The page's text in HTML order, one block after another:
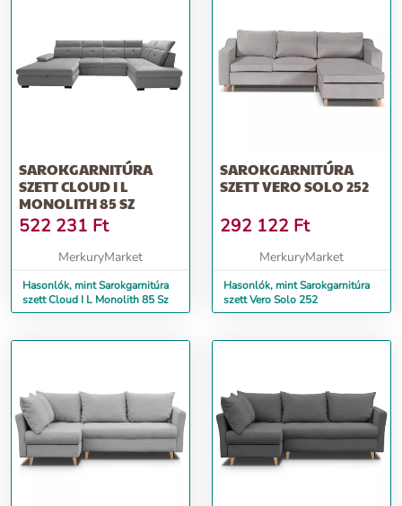
SAROKGARNITÚRA
SZETT CLOUD I L
MONOLITH 85 SZ
522 231 Ft
MerkuryMarket
Hasonlók, mint Sarokgarnitúra
szett Cloud I L Monolith 85 Sz
SAROKGARNITÚRA
SZETT VERO SOLO 252
292 122 Ft
MerkuryMarket
Hasonlók, mint Sarokgarnitúra
szett Vero Solo 252